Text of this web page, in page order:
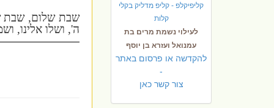
קליפיקלפ - קליפ מדליק בקלי
קלות
לעילוי נשמת מרים בת
עמנואל ועזרא בן יוסף
להקדשה או פרסום באתר
-
צור קשר כאן
שבת שלום, שבת
ה', ושלו אלינו,